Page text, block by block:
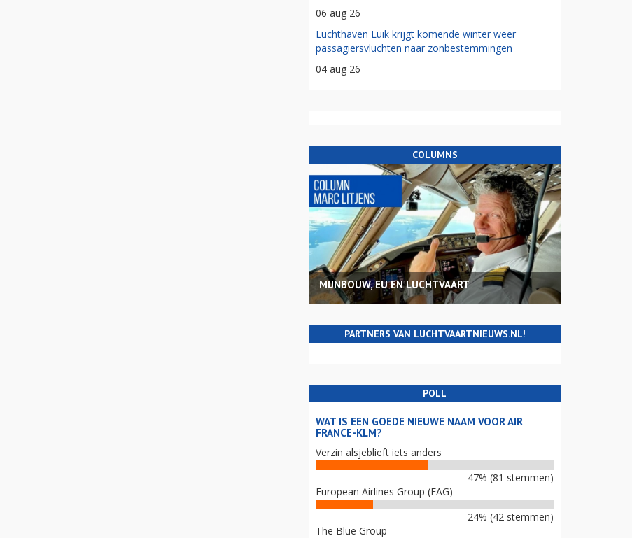
06 aug 26
Luchthaven Luik krijgt komende winter weer
passagiersvluchten naar zonbestemmingen
04 aug 26
COLUMNS
MIJNBOUW, EU EN LUCHTVAART
PARTNERS VAN LUCHTVAARTNIEUWS.NL!
POLL
WAT IS EEN GOEDE NIEUWE NAAM VOOR AIR
FRANCE-KLM?
Verzin alsjeblieft iets anders
47% (81 stemmen)
European Airlines Group (EAG)
24% (42 stemmen)
The Blue Group